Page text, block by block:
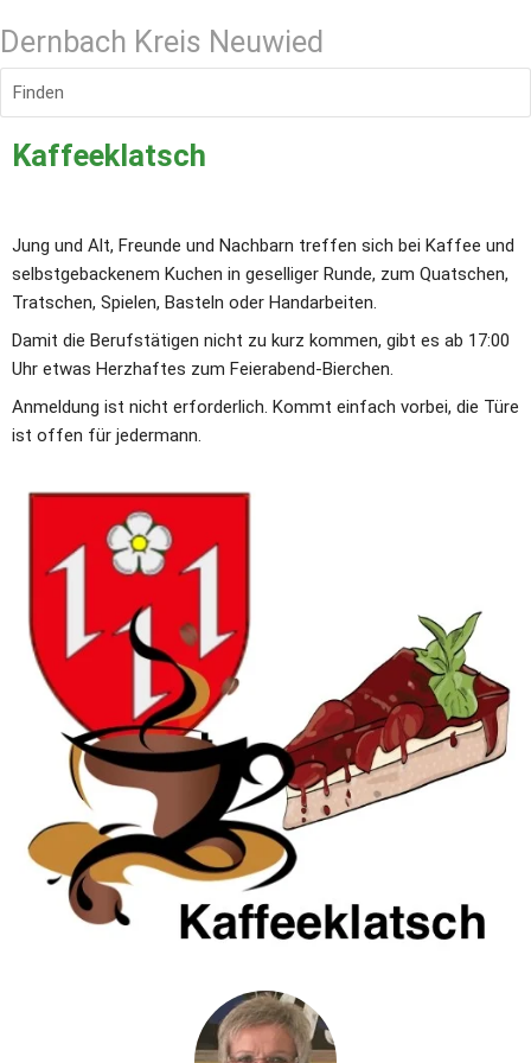
Dernbach Kreis Neuwied
Finden
Kaffeeklatsch
Jung und Alt, Freunde und Nachbarn treffen sich bei Kaffee und
selbstgebackenem Kuchen in geselliger Runde, zum Quatschen,
Tratschen, Spielen, Basteln oder Handarbeiten.
Damit die Berufstätigen nicht zu kurz kommen, gibt es ab 17:00
Uhr etwas Herzhaftes zum Feierabend-Bierchen.
Anmeldung ist nicht erforderlich. Kommt einfach vorbei, die Türe
ist offen für jedermann.